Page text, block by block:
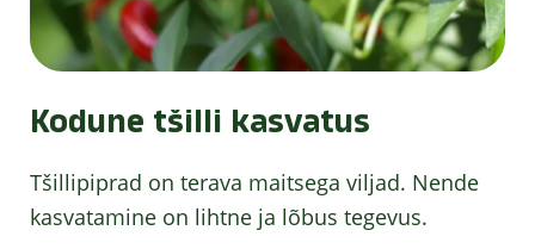
Kodune tšilli kasvatus
Tšillipiprad on terava maitsega viljad. Nende
kasvatamine on lihtne ja lõbus tegevus.